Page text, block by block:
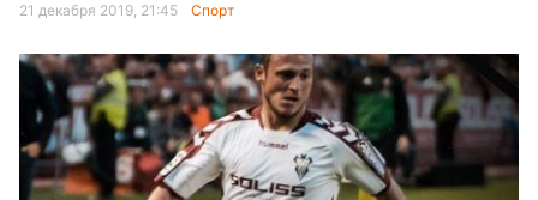
21 декабря 2019, 21:45 Спорт